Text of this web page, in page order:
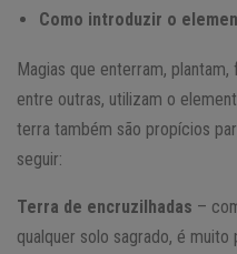
Como introduzir o
Magias que enterram,
entre outras, utilizam o
terra também são propícios
seguir:
Terra de encruzilhadas –
qualquer solo sagrado, é